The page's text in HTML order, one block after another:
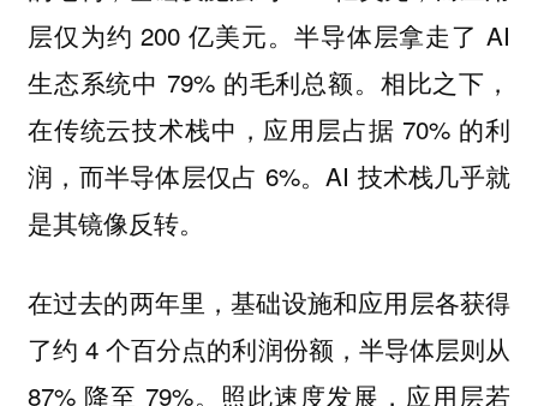
层仅为约 200 亿美元。半导体层拿走了 AI
生态系统中 79% 的毛利总额。相比之下，
在传统云技术栈中，应用层占据 70% 的利
润，而半导体层仅占 6%。AI 技术栈几乎就
是其镜像反转。
在过去的两年里，基础设施和应用层各获得
了约 4 个百分点的利润份额，半导体层则从
87% 降至 79%。照此速度发展，应用层若